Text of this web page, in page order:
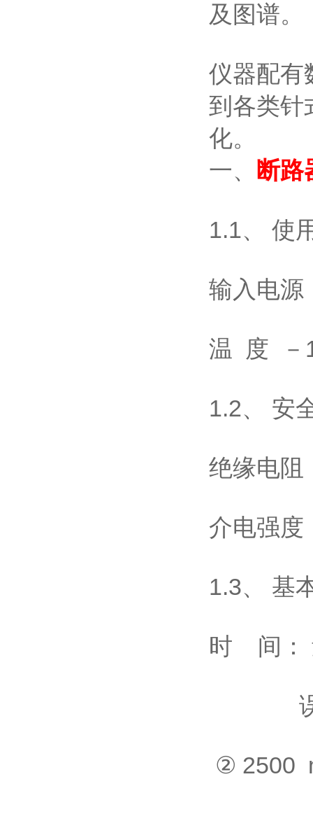
及图谱。
仪器配有
到各类针
化。
一、
断路
1.1、 使
输入电
温 度
1.2、 安
绝缘电
介电强度
1.3、 基
时 间：
误差
② 2500